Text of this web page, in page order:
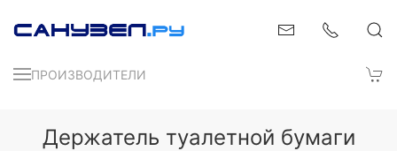
ПРОИЗВОДИТЕЛИ
Держатель туалетной бумаги